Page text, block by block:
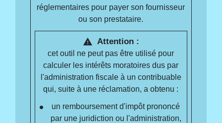
réglementaires pour payer son fournisseur
ou son prestataire.
warning Attention :
cet outil ne peut pas être utilisé pour
calculer les intérêts moratoires dus par
l'administration fiscale à un contribuable
qui, suite à une réclamation, a obtenu :
un remboursement d'impôt prononcé
par une juridiction ou l'administration,